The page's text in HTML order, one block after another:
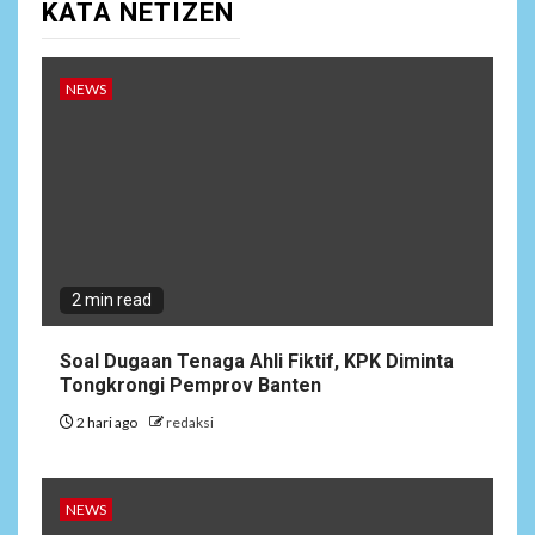
Lepas Masa Tugas, AKBP
Restu Wijayanto Dikenang
Sebagai Kapolres Humanis
2
Bantu Atasi Kesulitan Warga
Perbatasan, Pos Kotis
Satgas Yonarmed
4.000 Liter Air Bersih Gratis
KATA NETIZEN
NEWS
2 min read
Soal Dugaan Tenaga Ahli Fiktif, KPK Diminta
Tongkrongi Pemprov Banten
2 hari ago redaksi
NEWS